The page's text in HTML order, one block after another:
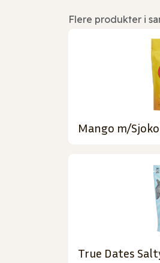
Flere produkter i
Mango m/
True Dates